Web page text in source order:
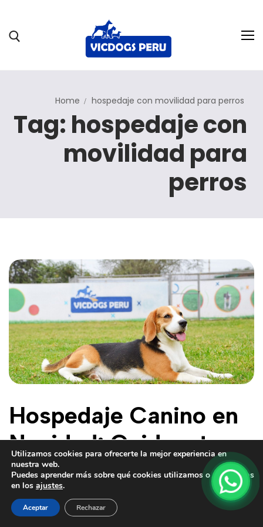
Servicios
Home hospedaje con movilidad para perros
Tag: hospedaje con
movilidad para
perros
Hospedaje Canino en
Navidad: Cuida a tu
Perro con Amor
Profesional mientras
Utilizamos cookies para ofrecerte la mejor experiencia en
nuestra web.
Puedes aprender más sobre qué cookies utilizamos o cambiarlas
en los ajustes.
Aceptar Rechazar